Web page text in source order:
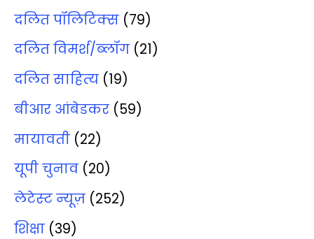
दलित पॉलिटिक्‍स (79)
दलित विमर्श/ब्‍लॉग (21)
दलित साहित्‍य (19)
बीआर आंबेडकर (59)
मायावती (22)
यूपी चुनाव (20)
लेटेस्‍ट न्‍यूज़ (252)
शिक्षा (39)